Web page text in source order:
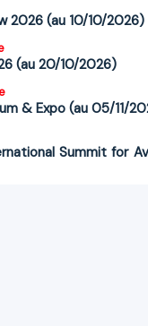
2026 (au 10/10/2026)
(au 20/10/2026)
& Expo (au 05/11/
Summit for